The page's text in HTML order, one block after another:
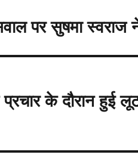
पर सुषमा स्वराज
प्रचार के दौरान हुई